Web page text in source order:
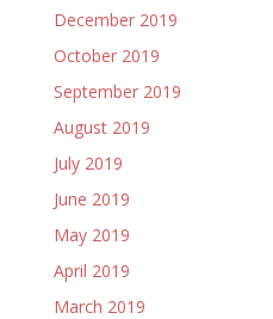
December 2019
October 2019
September 2019
August 2019
July 2019
June 2019
May 2019
April 2019
March 2019